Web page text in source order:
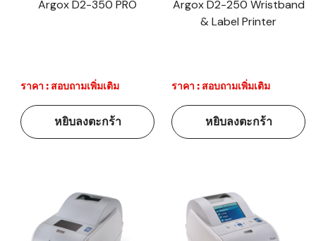
Argox D2-350 PRO
ราคา : สอบถามเพิ่มเติม
หยิบลงตะกร้า
Argox D2-250 Wristband
& Label Printer
ราคา : สอบถามเพิ่มเติม
หยิบลงตะกร้า